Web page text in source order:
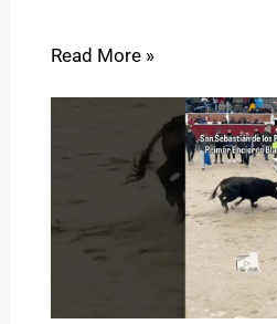
Read More »